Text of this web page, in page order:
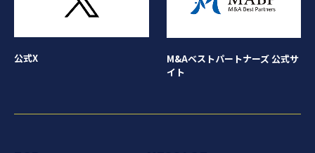
公式X
M&Aベストパートナーズ 公式サ
イト